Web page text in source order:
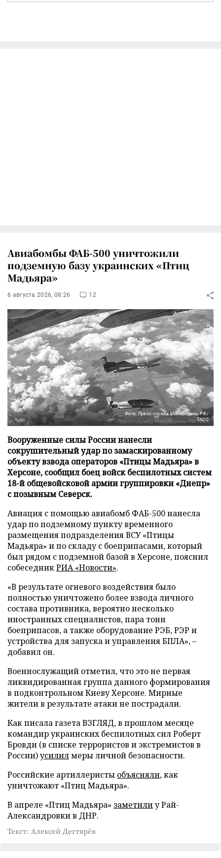
Авиабомбы ФАБ-500 уничтожили
подземную базу украинских «Птиц
Мадьяра»
6 августа 2026, 08:26 12
Фото: Пресс-служба Минобороны РФ/
ТАСС
Вооруженные силы России нанесли
сокрушительный удар по замаскированному
объекту взвода операторов «Птицы Мадьяра» в
Херсоне, сообщил боец войск беспилотных систем
18-й общевойсковой армии группировки «Днепр»
с позывным Северск.
Авиация с помощью авиабомб ФАБ-500 нанесла
удар по подземному пункту временного
размещения подразделения ВСУ «Птицы
Мадьяра» и по складу с боеприпасами, который
был рядом с подземной базой в Херсоне, пояснил
собеседникРИА «Новости».
«В результате огневого воздействия было
полностью уничтожено более взвода личного
состава противника, вероятно несколько
иностранных специалистов, пара тонн
боеприпасов, а также оборудование РЭБ, РЭР и
устройства для запуска и управления БПЛА», –
добавил он.
Военнослужащий отметил, что это не первая
ликвидированная группа данного формирования
в подконтрольном Киеву Херсоне. Мирные
жители в результате атаки не пострадали.
Как писала газета ВЗГЛЯД, в прошлом месяце
командир украинских беспилотных сил Роберт
Бровди (в списке террористов и экстремистов в
России)усилилмеры личной безопасности.
Российские артиллеристы объясняли, как
уничтожают «Птиц Мадьяра».
В апреле «Птиц Мадьяра» заметилиу Рай-
Александровки в ДНР.
Текст: Алексей Дегтярёв